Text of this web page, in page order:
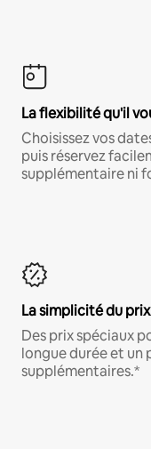
La flexibilité qu'il
Choisissez vos
puis réservez
supplémentaire ni
La simplicité du
Des prix spéciaux
longue durée et un
supplémentaires.*